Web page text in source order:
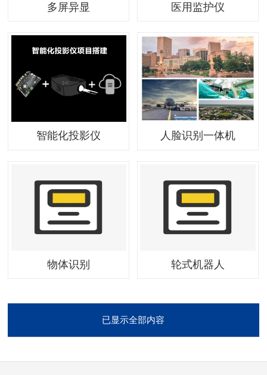
多屏异显 医用监护仪
智能化投影仪 人脸识别一体机
物体识别 轮式机器人
已显示全部内容